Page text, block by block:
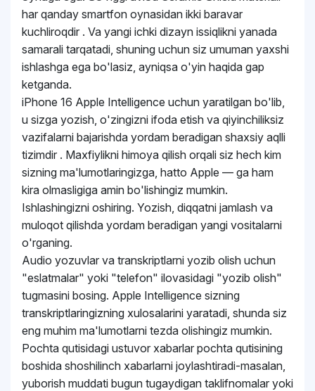
har qanday smartfon oynasidan ikki baravar
kuchliroqdir . Va yangi ichki dizayn issiqlikni yanada
samarali tarqatadi, shuning uchun siz umuman yaxshi
ishlashga ega bo'lasiz, ayniqsa o'yin haqida gap
ketganda.
iPhone 16 Apple Intelligence uchun yaratilgan bo'lib,
u sizga yozish, o'zingizni ifoda etish va qiyinchiliksiz
vazifalarni bajarishda yordam beradigan shaxsiy aqlli
tizimdir . Maxfiylikni himoya qilish orqali siz hech kim
sizning ma'lumotlaringizga, hatto Apple — ga ham
kira olmasligiga amin bo'lishingiz mumkin.
Ishlashingizni oshiring. Yozish, diqqatni jamlash va
muloqot qilishda yordam beradigan yangi vositalarni
o'rganing.
Audio yozuvlar va transkriptlarni yozib olish uchun
"eslatmalar" yoki "telefon" ilovasidagi "yozib olish"
tugmasini bosing. Apple Intelligence sizning
transkriptlaringizning xulosalarini yaratadi, shunda siz
eng muhim ma'lumotlarni tezda olishingiz mumkin.
Pochta qutisidagi ustuvor xabarlar pochta qutisining
boshida shoshilinch xabarlarni joylashtiradi-masalan,
yuborish muddati bugun tugaydigan taklifnomalar yoki